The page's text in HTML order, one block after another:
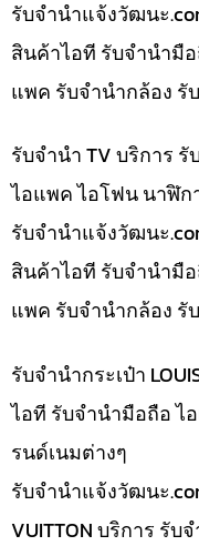
รับจํานําแจ้งวัฒนะ
สินค้าไอที รับจำนำมื
แพค รับจำนำกล้อง รับ
รับจำนำ TV บริการ
ไอแพค ไอโฟน นาฬิก
รับจํานําแจ้งวัฒนะ
สินค้าไอที รับจำนำมื
แพค รับจำนำกล้อง รั
รับจำนำกระเป๋า
ไอที รับจำนำมือถือ ไ
รนด์เนมต่างๆ
รับจํานําแจ้งวัฒนะ
VUITTON บริการ รั